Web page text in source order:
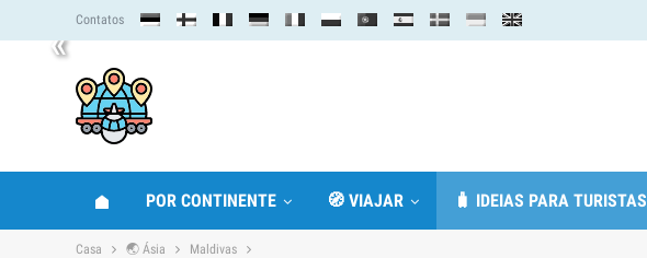
« Contatos
POR CONTINENTE 🧭 VIAJAR 🧳 IDEIAS PARA TURISTAS
Casa 🌏 Ásia Maldivas